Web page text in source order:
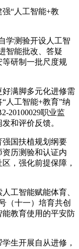
“人工智能+教
学测验开设人工智
智能批改、答疑
研制一批尺度规
满脚多元化进修需
人工智能+教育”纳
20100029职业监
和评价反馈。
国扶植规划纲要
历测验和认证内
，强化前提保障，
工智能赋能体育、
（十一）培育共创
教育使用的平安防
生开展自从进修，